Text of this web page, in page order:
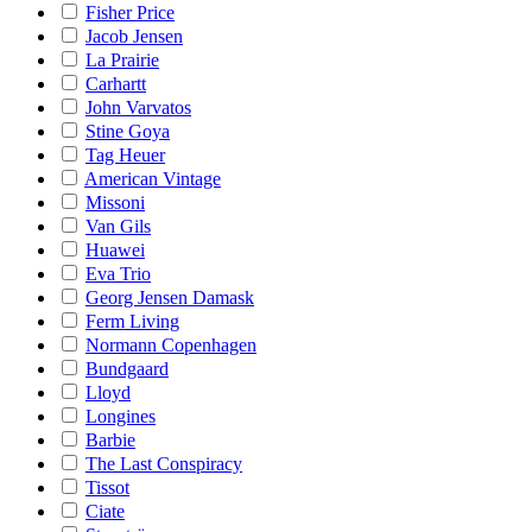
Fisher Price
Jacob Jensen
La Prairie
Carhartt
John Varvatos
Stine Goya
Tag Heuer
American Vintage
Missoni
Van Gils
Huawei
Eva Trio
Georg Jensen Damask
Ferm Living
Normann Copenhagen
Bundgaard
Lloyd
Longines
Barbie
The Last Conspiracy
Tissot
Ciate